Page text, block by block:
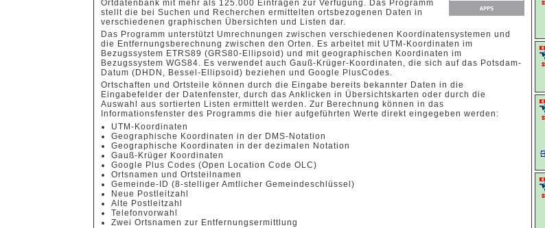
Ortdatenbank mit mehr als 125.000 Einträgen zur Verfügung. Das Programm
stellt die bei Suchen und Recherchen ermittelten ortsbezogenen Daten in
verschiedenen graphischen Übersichten und Listen dar.
Das Programm unterstützt Umrechnungen zwischen verschiedenen Koordinatensystemen und
die Entfernungsberechnung zwischen den Orten. Es arbeitet mit UTM-Koordinaten im
Bezugssystem ETRS89 (GRS80-Ellipsoid) und mit geographischen Koordinaten im
Bezugssystem WGS84. Es verwendet auch Gauß-Krüger-Koordinaten, die sich auf das Potsdam-
Datum (DHDN, Bessel-Ellipsoid) beziehen und Google PlusCodes.
Ortschaften und Ortsteile können durch die Eingabe bereits bekannter Daten in die
Eingabefelder der Datenfenster, durch das Anklicken in Übersichtskarten oder durch die
Auswahl aus sortierten Listen ermittelt werden. Zur Berechnung können in das
Informationsfenster des Programms die hier aufgeführten Werte direkt eingegeben werden:
UTM-Koordinaten
Geographische Koordinaten in der DMS-Notation
Geographische Koordinaten in der dezimalen Notation
Gauß-Krüger Koordinaten
Google Plus Codes (Open Location Code OLC)
Ortsnamen und Ortsteilnamen
Gemeinde-ID (8-stelliger Amtlicher Gemeindeschlüssel)
Neue Postleitzahl
Alte Postleitzahl
Telefonvorwahl
Zwei Ortsnamen zur Entfernungsermittlung